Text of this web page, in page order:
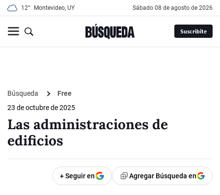
12° Montevideo, UY sábado 08 de agosto de 2026
Suscribite
Búsqueda
Free
23 de octubre de 2025
Las administraciones de
edificios
+ Seguir en Agregar Búsqueda en